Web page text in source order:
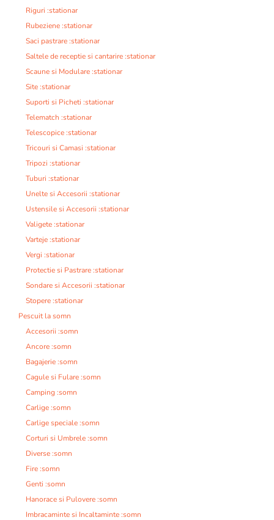
Riguri :stationar
Rubeziene :stationar
Saci pastrare :stationar
Saltele de receptie si cantarire :stationar
Scaune si Modulare :stationar
Site :stationar
Suporti si Picheti :stationar
Telematch :stationar
Telescopice :stationar
Tricouri si Camasi :stationar
Tripozi :stationar
Tuburi :stationar
Unelte si Accesorii :stationar
Ustensile si Accesorii :stationar
Valigete :stationar
Varteje :stationar
Vergi :stationar
Protectie si Pastrare :stationar
Sondare si Accesorii :stationar
Stopere :stationar
Pescuit la somn
Accesorii :somn
Ancore :somn
Bagajerie :somn
Cagule si Fulare :somn
Camping :somn
Carlige :somn
Carlige speciale :somn
Corturi si Umbrele :somn
Diverse :somn
Fire :somn
Genti :somn
Hanorace si Pulovere :somn
Imbracaminte si Incaltaminte :somn